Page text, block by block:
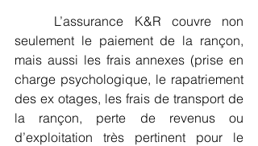
seulement le paiement de la rançon,
mais aussi les frais annexes (prise en
charge psychologique, le rapatriement
des ex otages, les frais de transport de
la rançon, perte de revenus ou
d’exploitation très pertinent pour le